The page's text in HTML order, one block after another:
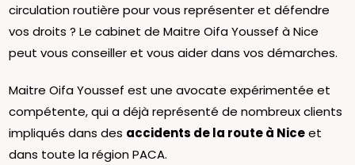
circulation routière pour vous représenter et défendre
vos droits ? Le cabinet de Maitre Oifa Youssef à Nice
peut vous conseiller et vous aider dans vos démarches.
Maitre Oifa Youssef est une avocate expérimentée et
compétente, qui a déjà représenté de nombreux clients
impliqués dans des accidents de la route à Niceet
dans toute la région PACA.